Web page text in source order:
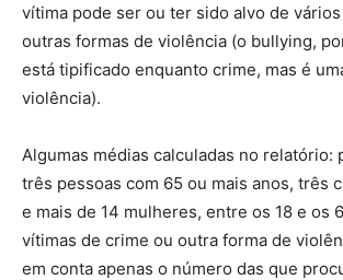
vítima pode ser ou ter sido alvo de
outras formas de violência (o bullying,
está tipificado enquanto crime, mas é
violência).
Algumas médias calculadas no relatório:
três pessoas com 65 ou mais anos, três
e mais de 14 mulheres, entre os 18 e os
vítimas de crime ou outra forma de
em conta apenas o número das que